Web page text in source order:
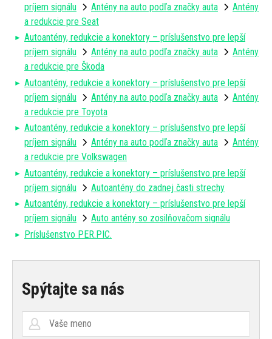
príjem signálu
Antény na auto podľa značky auta
Antény
a redukcie pre Seat
Autoantény, redukcie a konektory – príslušenstvo pre lepší
príjem signálu
Antény na auto podľa značky auta
Antény
a redukcie pre Škoda
Autoantény, redukcie a konektory – príslušenstvo pre lepší
príjem signálu
Antény na auto podľa značky auta
Antény
a redukcie pre Toyota
Autoantény, redukcie a konektory – príslušenstvo pre lepší
príjem signálu
Antény na auto podľa značky auta
Antény
a redukcie pre Volkswagen
Autoantény, redukcie a konektory – príslušenstvo pre lepší
príjem signálu
Autoantény do zadnej časti strechy
Autoantény, redukcie a konektory – príslušenstvo pre lepší
príjem signálu
Auto antény so zosilňovačom signálu
Príslušenstvo PER.PIC.
Spýtajte sa nás